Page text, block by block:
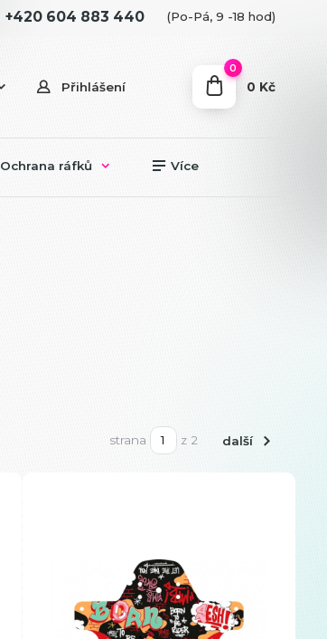
Přihlášení
+420 604 883 440 (Po-Pá, 9 -18 hod)
0
0 Kč
Ochrana ráfků Více
strana z 2 další